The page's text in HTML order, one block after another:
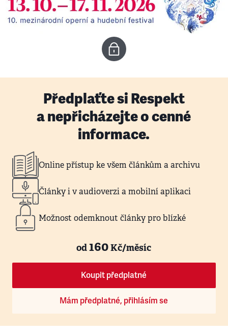
Předplaťte si Respekt
a nepřicházejte o cenné
informace.
Online přístup ke všem článkům a archivu
Články i v audioverzi a mobilní aplikaci
Možnost odemknout články pro blízké
od160Kč/měsíc
Koupit předplatné
Mám předplatné, přihlásím se